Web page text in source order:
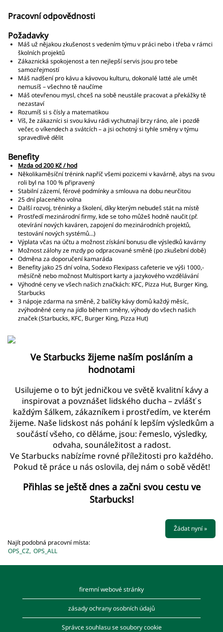
Pracovní odpovědnosti
Požadavky
Máš už nějakou zkušenost s vedením týmu v práci nebo i třeba v rámci
školních projektů
Zákaznická spokojenost a ten nejlepší servis jsou pro tebe
samozřejmostí
Máš nadšení pro kávu a kávovou kulturu, dokonalé latté ale umět
nemusíš – všechno tě naučíme
Máš otevřenou mysl, chceš na sobě neustále pracovat a překážky tě
nezastaví
Rozumíš si s čísly a matematikou
Víš, že zákazníci si svou kávu rádi vychutnají brzy ráno, ale i pozdě
večer, o víkendech a svátcích – a jsi ochotný si tyhle směny v týmu
spravedlivě dělit
Benefity
Mzda od 200 Kč / hod
Několikaměsíční trénink napříč všemi pozicemi v kavárně, abys na svou
roli byl na 100 % připravený
Stabilní zázemí, férové podmínky a smlouva na dobu neurčitou
25 dní placeného volna
Další rozvoj, tréninky a školení, díky kterým nebudeš stát na místě
Prostředí mezinárodní firmy, kde se toho můžeš hodně naučit (př.
otevírání nových kaváren, zapojení do mezinárodních projektů,
testování nových systémů…)
Výplata včas na účtu a možnost získání bonusu dle výsledků kavárny
Možnost zálohy ze mzdy po odpracované směně (po zkušební době)
Odměna za doporučení kamaráda
Benefity jako 25 dní volna, Sodexo Flexipass cafeterie ve výši 1000,-
měsíčně nebo možnost Multisport karty a jazykového vvzdělávání
Výhodné ceny ve všech našich značkách: KFC, Pizza Hut, Burger King,
Starbucks
3 nápoje zdarma na směně, 2 balíčky kávy domů každý měsíc,
zvýhodněné ceny na jídlo během směny, výhody do všech našich
značek (Starbucks, KFC, Burger King, Pizza Hut)
Ve Starbucks žijeme naším posláním a
hodnotami
Usilujeme o to být jedničkou ve světě kvalitní kávy a
inspirovat a povznášet lidského ducha – zvlášť s
každým šálkem, zákazníkem i prostředím, ve kterém
žijeme. Naše lidskost nás pohání k lepším výsledkům a
součástí všeho, co děláme, jsou: řemeslo, výsledky,
odvaha, sounáležitost a radost.
Ve Starbucks nabízíme rovné příležitosti pro každého.
Pokud tě práce u nás oslovila, dej nám o sobě vědět!
Přihlas se ještě dnes a začni svou cestu ve
Starbucks!
Žádat nyní »
Najít podobná pracovní místa:
OPS_CZ, OPS_ALL
firemní webové stránky
zásady ochrany osobních údajů
Správce souhlasu se soubory cookie